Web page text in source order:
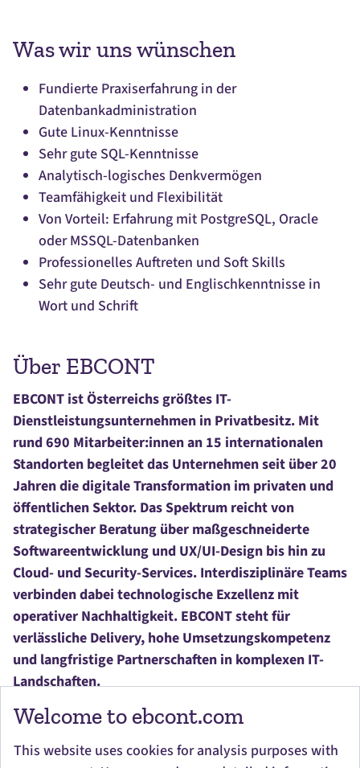
Welcome to ebcont.com
This website uses cookies for analysis purposes with
Was wir uns wünschen
Fundierte Praxiserfahrung in der
Datenbankadministration
Gute Linux-Kenntnisse
Sehr gute SQL-Kenntnisse
Analytisch-logisches Denkvermögen
Teamfähigkeit und Flexibilität
Von Vorteil: Erfahrung mit PostgreSQL, Oracle
oder MSSQL-Datenbanken
Professionelles Auftreten und Soft Skills
Sehr gute Deutsch- und Englischkenntnisse in
Wort und Schrift
Über EBCONT
EBCONT ist Österreichs größtes IT-
Dienstleistungsunternehmen in Privatbesitz. Mit
rund 690 Mitarbeiter:innen an 15 internationalen
Standorten begleitet das Unternehmen seit über 20
Jahren die digitale Transformation im privaten und
öffentlichen Sektor. Das Spektrum reicht von
strategischer Beratung über maßgeschneiderte
Softwareentwicklung und UX/UI-Design bis hin zu
Cloud- und Security-Services. Interdisziplinäre Teams
verbinden dabei technologische Exzellenz mit
operativer Nachhaltigkeit. EBCONT steht für
verlässliche Delivery, hohe Umsetzungskompetenz
und langfristige Partnerschaften in komplexen IT-
Landschaften.
Wir suchen Menschen, die Herausforderungen lieben